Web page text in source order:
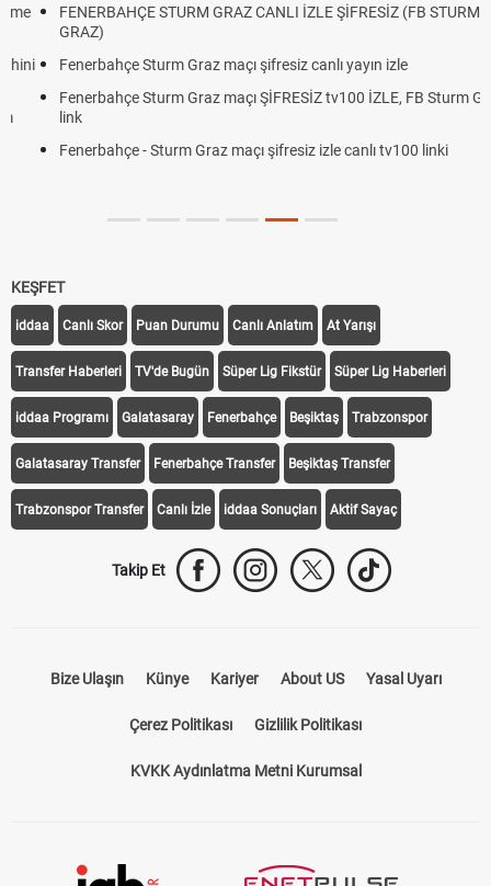
FENERBAHÇE STURM GRAZ CANLI İZLE ŞİFRESİZ (FB STURM
GRAZ)
Fenerbahçe Sturm Graz maçı şifresiz canlı yayın izle
Fenerbahçe Sturm Graz maçı ŞİFRESİZ tv100 İZLE, FB Sturm Graz
Fenerbahçe - Sturm Graz maçı şifresiz izle canlı tv100 linki
iddaa Canlı Skor
Transfer Haberleri TV'de Bugün Süper Lig Fikstür Süper Lig Haberleri
iddaa Programı Galatasaray Fenerbahçe Beşiktaş Trabzonspor
Galatasaray Transfer Fenerbahçe Transfer Beşiktaş Transfer
Trabzonspor Transfer Canlı İzle iddaa Sonuçları Aktif Sayaç
Takip Et
Çerez Politikası Gizlilik Politikası
KVKK Aydınlatma Metni Kurumsal